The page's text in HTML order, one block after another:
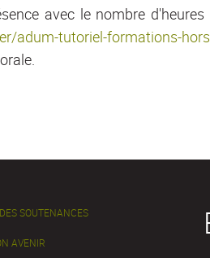
avec le nombre
tutoriel-formations-
SOUTENANCES
AVENIR